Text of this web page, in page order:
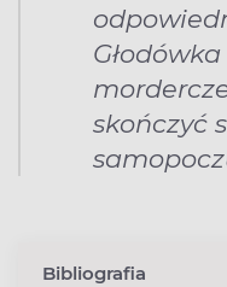
skończyć
Bibliografia